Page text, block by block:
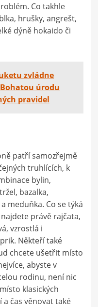
Co takhle
hrušky, angrešt,
dýně hokaido či
zvládne
úrodu
pravidel
patří samozřejmě
truhlících, k
bylin,
bazalka,
meduňka. Co se týká
právě rajčata,
vzrostlá i
Někteří také
chcete ušetřit místo
abyste v
rodinu, není nic
klasických
čas věnovat také